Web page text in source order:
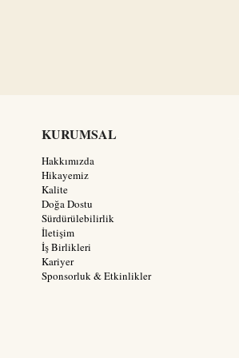
KURUMSAL
Hakkımızda
Hikayemiz
Kalite
Doğa Dostu
Sürdürülebilirlik
İletişim
İş Birlikleri
Kariyer
Sponsorluk & Etkinlikler